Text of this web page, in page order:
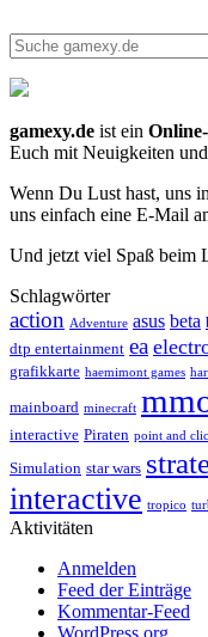
gamexy.de ist ein
Euch mit Neuigkeiten
Wenn Du Lust hast, uns
uns einfach eine E-Mail
Und jetzt viel Spaß beim
Schlagwörter
action Adventure asus beta
dtp entertainment ea
grafikkarte haemimont games
mainboard minecraft
interactive Piraten point and
Simulation star wars
interactive tropico
Aktivitäten
Anmelden
Feed der Einträge
Kommentar-Feed
WordPress.org